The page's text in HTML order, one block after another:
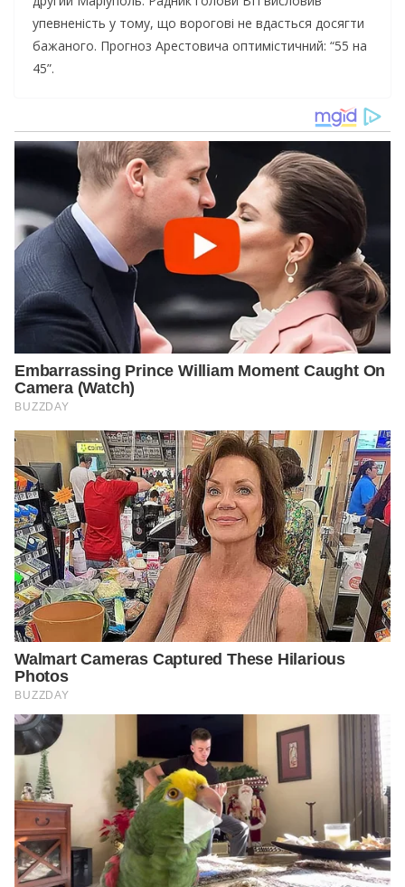
упевненість у тому, що ворогові не вдасться досягти
бажаного. Прогноз Арестовича оптимістичний: “55 на
45”.